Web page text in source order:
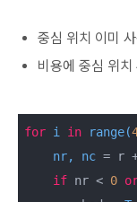
중심 위치 이미
비용에 중심 위치
for i in range(
    nr, nc
= r
if nr < 0